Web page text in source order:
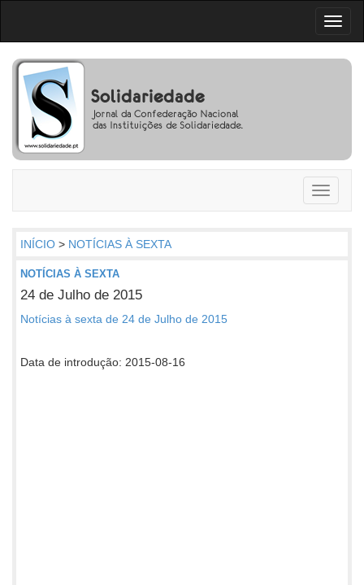
Toggle
INÍCIO > NOTÍCIAS À SEXTA
NOTÍCIAS À SEXTA
24 de Julho de 2015
Notícias à sexta de 24 de Julho de 2015
Data de introdução: 2015-08-16